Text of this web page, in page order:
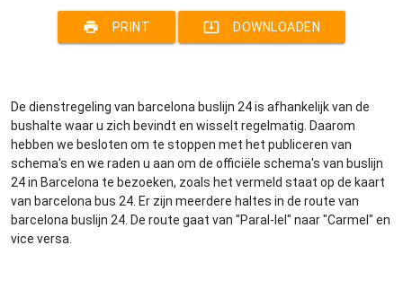
print PRINT system_update_alt DOWNLOADEN
De dienstregeling van barcelona buslijn 24 is afhankelijk van de
bushalte waar u zich bevindt en wisselt regelmatig. Daarom
hebben we besloten om te stoppen met het publiceren van
schema's en we raden u aan om de officiële schema's van buslijn
24 in Barcelona te bezoeken, zoals het vermeld staat op de kaart
van barcelona bus 24. Er zijn meerdere haltes in de route van
barcelona buslijn 24. De route gaat van "Paral-lel" naar "Carmel" en
vice versa.